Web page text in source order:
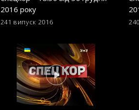
2016 року
241 випуск 2016